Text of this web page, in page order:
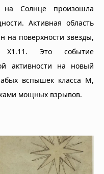
на Солнце произошла
Активная область
на поверхности звезды,
X1.11. Это событие
активности на новый
вспышек класса M,
мощных взрывов.